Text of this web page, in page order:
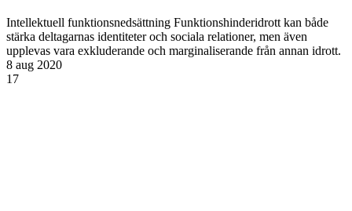
Intellektuell funktionsnedsättning Funktionshinderidrott kan både
stärka deltagarnas identiteter och sociala relationer, men även
upplevas vara exkluderande och marginaliserande från annan idrott.
8 aug 2020
17